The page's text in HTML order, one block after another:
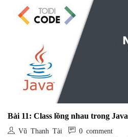
Bài 11: Class lồng nhau trong Java
Vũ Thanh Tài 0 comment